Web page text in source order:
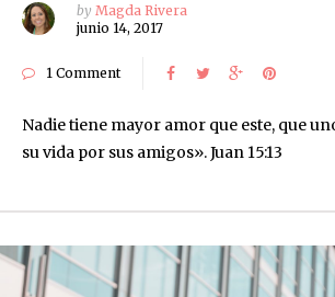
by Magda Rivera
junio 14, 2017
1 Comment
Nadie tiene mayor amor que este, que
su vida por sus amigos». Juan 15:13